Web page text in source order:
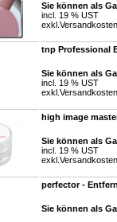
Sie können als
incl. 19 % UST
exkl. Versandkosten
tnp Professional
Sie können als
incl. 19 % UST
exkl. Versandkosten
high image
Sie können als
incl. 19 % UST
exkl. Versandkosten
perfector -
Sie können als